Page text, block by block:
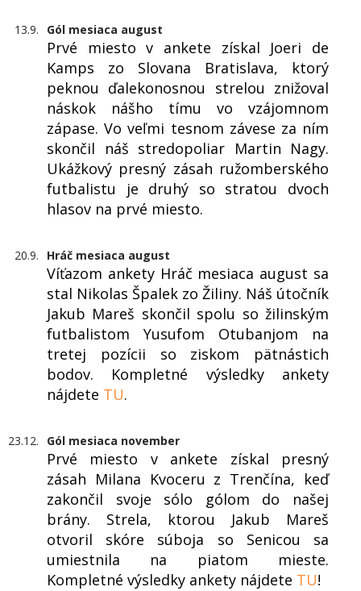
13.9. Gól mesiaca august
Prvé miesto v ankete získal Joeri de
Kamps zo Slovana Bratislava, ktorý
peknou ďalekonosnou strelou znižoval
náskok nášho tímu vo vzájomnom
zápase. Vo veľmi tesnom závese za ním
skončil náš stredopoliar Martin Nagy.
Ukážkový presný zásah ružomberského
futbalistu je druhý so stratou dvoch
hlasov na prvé miesto.
20.9. Hráč mesiaca august
Víťazom ankety Hráč mesiaca august sa
stal Nikolas Špalek zo Žiliny. Náš útočník
Jakub Mareš skončil spolu so žilinským
futbalistom Yusufom Otubanjom na
tretej pozícii so ziskom pätnástich
bodov. Kompletné výsledky ankety
nájdete TU.
23.12. Gól mesiaca november
Prvé miesto v ankete získal presný
zásah Milana Kvoceru z Trenčína, keď
zakončil svoje sólo gólom do našej
brány. Strela, ktorou Jakub Mareš
otvoril skóre súboja so Senicou sa
umiestnila na piatom mieste.
Kompletné výsledky ankety nájdete TU!